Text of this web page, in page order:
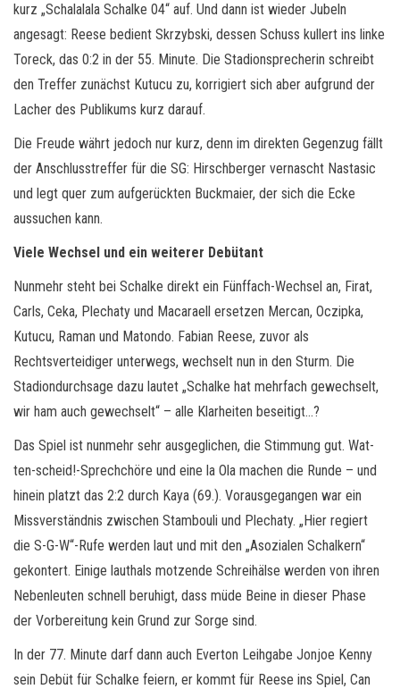
kurz „Schalalala Schalke 04“ auf. Und dann ist wieder Jubeln
angesagt: Reese bedient Skrzybski, dessen Schuss kullert ins linke
Toreck, das 0:2 in der 55. Minute. Die Stadionsprecherin schreibt
den Treffer zunächst Kutucu zu, korrigiert sich aber aufgrund der
Lacher des Publikums kurz darauf.
Die Freude währt jedoch nur kurz, denn im direkten Gegenzug fällt
der Anschlusstreffer für die SG: Hirschberger vernascht Nastasic
und legt quer zum aufgerückten Buckmaier, der sich die Ecke
aussuchen kann.
Viele Wechsel und ein weiterer Debütant
Nunmehr steht bei Schalke direkt ein Fünffach-Wechsel an, Firat,
Carls, Ceka, Plechaty und Macaraell ersetzen Mercan, Oczipka,
Kutucu, Raman und Matondo. Fabian Reese, zuvor als
Rechtsverteidiger unterwegs, wechselt nun in den Sturm. Die
Stadiondurchsage dazu lautet „Schalke hat mehrfach gewechselt,
wir ham auch gewechselt“ – alle Klarheiten beseitigt…?
Das Spiel ist nunmehr sehr ausgeglichen, die Stimmung gut. Wat-
ten-scheid!-Sprechchöre und eine la Ola machen die Runde – und
hinein platzt das 2:2 durch Kaya (69.). Vorausgegangen war ein
Missverständnis zwischen Stambouli und Plechaty. „Hier regiert
die S-G-W“-Rufe werden laut und mit den „Asozialen Schalkern“
gekontert. Einige lauthals motzende Schreihälse werden von ihren
Nebenleuten schnell beruhigt, dass müde Beine in dieser Phase
der Vorbereitung kein Grund zur Sorge sind.
In der 77. Minute darf dann auch Everton Leihgabe Jonjoe Kenny
sein Debüt für Schalke feiern, er kommt für Reese ins Spiel, Can